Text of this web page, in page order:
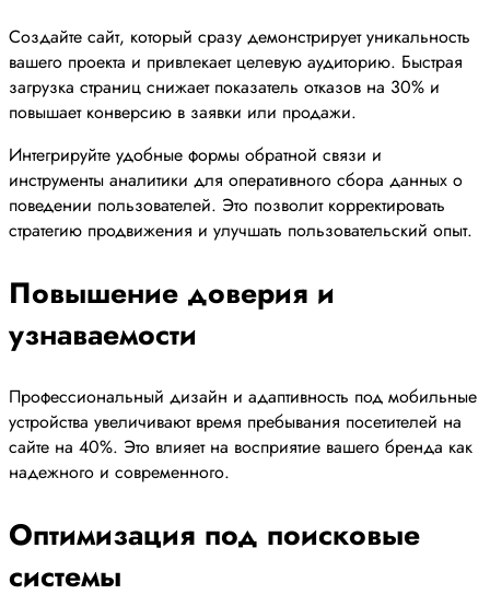
Создайте сайт, который сразу демонстрирует уникальность
вашего проекта и привлекает целевую аудиторию. Быстрая
загрузка страниц снижает показатель отказов на 30% и
повышает конверсию в заявки или продажи.
Интегрируйте удобные формы обратной связи и
инструменты аналитики для оперативного сбора данных о
поведении пользователей. Это позволит корректировать
стратегию продвижения и улучшать пользовательский опыт.
Повышение доверия и
узнаваемости
Профессиональный дизайн и адаптивность под мобильные
устройства увеличивают время пребывания посетителей на
сайте на 40%. Это влияет на восприятие вашего бренда как
надежного и современного.
Оптимизация под поисковые
системы